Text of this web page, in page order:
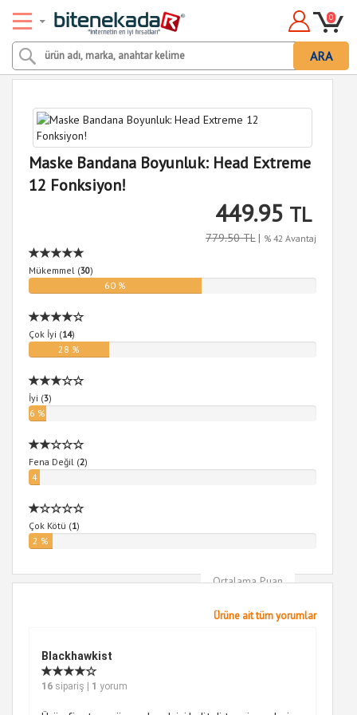
ARA
0
Maske Bandana Boyunluk: Head Extreme
12 Fonksiyon!
449.95 TL
779.50 TL| % 42 Avantaj
Mükemmel (30)
60 %
Çok İyi (14)
28 %
İyi (3)
6 %
Fena Değil (2)
4
Çok Kötü (1)
2 %
Ortalama Puan
5
Ürüne ait tüm yorumlar
Blackhawkist
16 sipariş | 1 yorum